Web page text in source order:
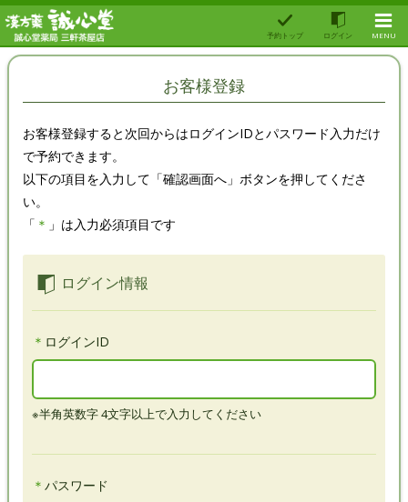
予約トップ ログイン MENU
お客様登録
お客様登録すると次回からはログインIDとパスワード入力だけ
で予約できます。
以下の項目を入力して「確認画面へ」ボタンを押してくださ
い。
「 ＊ 」は入力必須項目です
ログイン情報
＊ ログインID
※半角英数字 4文字以上で入力してください
＊ パスワード